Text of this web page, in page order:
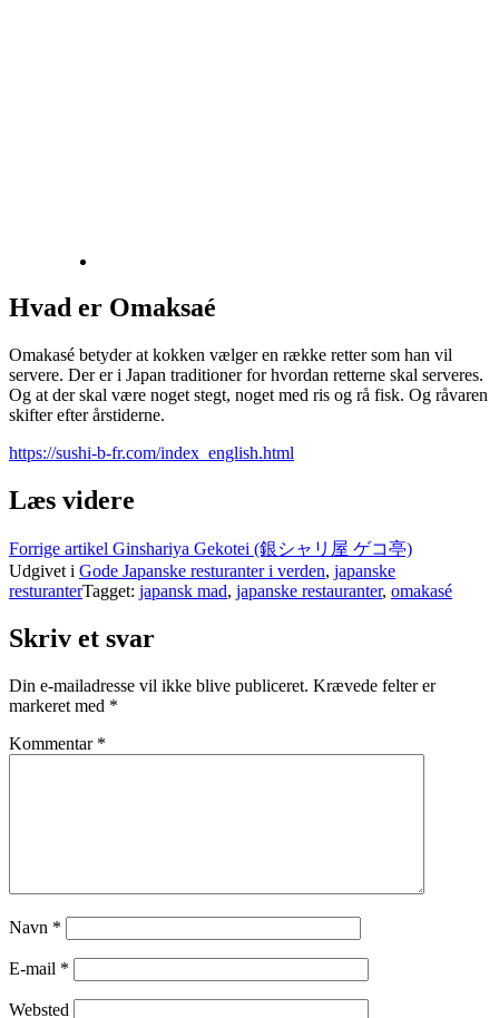
Hvad er Omaksaé
Omakasé betyder at kokken vælger en række retter som han vil
servere. Der er i Japan traditioner for hvordan retterne skal serveres.
Og at der skal være noget stegt, noget med ris og rå fisk. Og råvaren
skifter efter årstiderne.
https://sushi-b-fr.com/index_english.html
Læs videre
Forrige artikel Ginshariya Gekotei (銀シャリ屋 ゲコ亭)
Udgivet i Gode Japanske resturanter i verden, japanske
resturanterTagget: japansk mad, japanske restauranter, omakasé
Skriv et svar
Din e-mailadresse vil ikke blive publiceret. Krævede felter er
markeret med *
Kommentar *
Navn *
E-mail *
Websted